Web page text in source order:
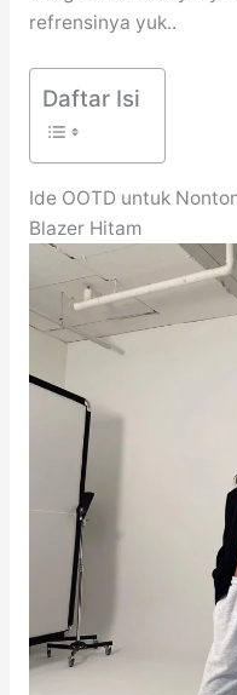
refrensinya yuk..
Daftar Isi
Ide OOTD untuk
Blazer Hitam